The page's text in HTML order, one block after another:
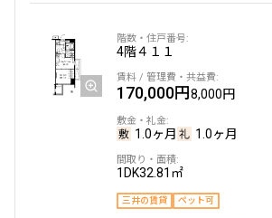
4階４１１
170,000円8,000円
1.0ヶ月 1.0ヶ月
1DK32.81㎡
三井の賃貸 ペット可